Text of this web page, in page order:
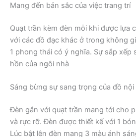
Mang đến bản sắc của việc trang trí
Quạt trần kèm đèn mỗi khi được lựa
với các đồ đạc khác ở trong không
1 phong thái có ý nghĩa. Sự sắp xếp
hồn của ngôi nhà
Sáng bừng sự sang trọng của đồ
Đèn gắn với quạt trần mang tới cho
và rực rỡ. Đèn được thiết kế với 1
Lúc bật lên đèn mang 3 màu ánh